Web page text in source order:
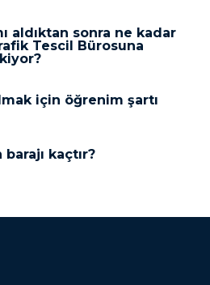
aldıktan sonra ne kadar
Tescil Bürosuna
için öğrenim şartı
barajı kaçtır?